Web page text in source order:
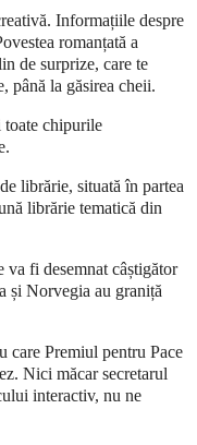
Informațiile despre
romanțată a
de surprize, care te
până la găsirea cheii.
toate chipurile
librărie, situată în partea
librărie tematică din
fi desemnat câștigător
și Norvegia au graniță
care Premiul pentru Pace
Nici măcar secretarul
interactiv, nu ne